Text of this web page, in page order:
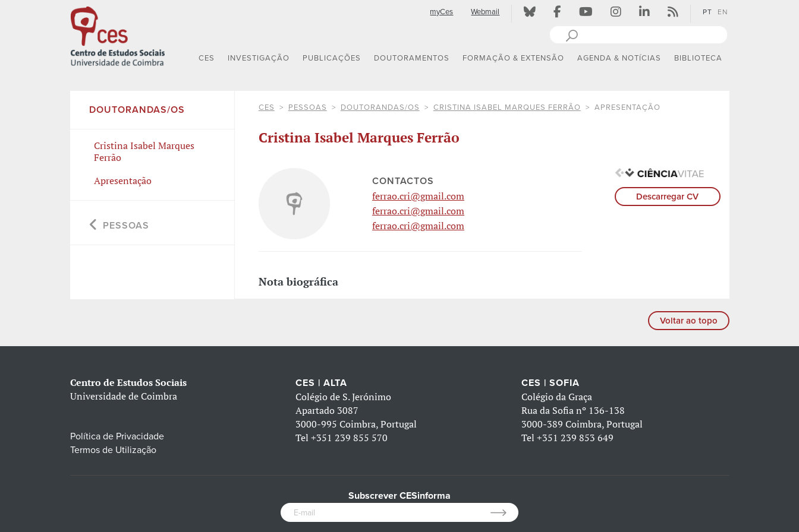
myCes Webmail PT EN
CES INVESTIGAÇÃO PUBLICAÇÕES DOUTORAMENTOS FORMAÇÃO & EXTENSÃO AGENDA & NOTÍCIAS BIBLIOTECA
DOUTORANDAS/OS
Cristina Isabel Marques
Ferrão
Apresentação
PESSOAS
CES PESSOAS DOUTORANDAS/OS CRISTINA ISABEL MARQUES FERRÃO APRESENTAÇÃO
Cristina Isabel Marques Ferrão
CONTACTOS
ferrao.cri@gmail.com
ferrao.cri@gmail.com
ferrao.cri@gmail.com
Nota biográfica
Descarregar CV
Voltar ao topo
Centro de Estudos Sociais
Universidade de Coimbra
Política de Privacidade
Termos de Utilização
CES | ALTA
Colégio de S. Jerónimo
Apartado 3087
3000-995 Coimbra, Portugal
Tel+351 239 855 570
CES | SOFIA
Colégio da Graça
Rua da Sofia nº 136-138
3000-389 Coimbra, Portugal
Tel +351 239 853 649
Subscrever CESinforma